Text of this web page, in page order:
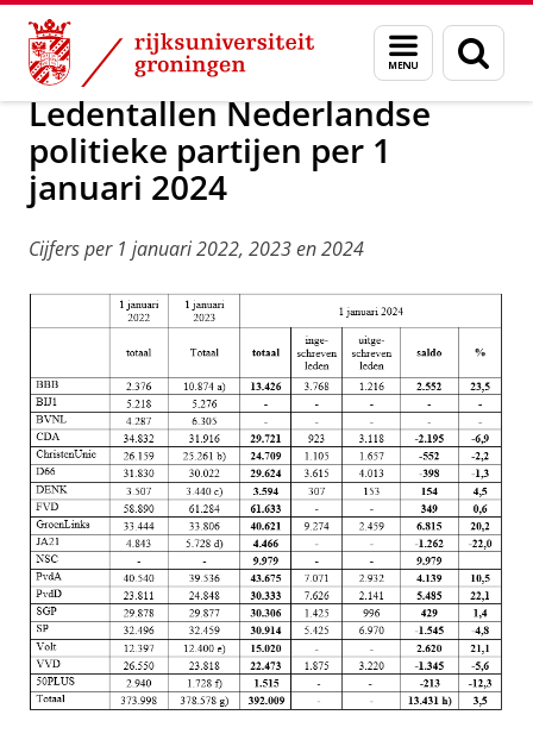
Skip
Content
Skip
Navigation
Menu
en
zoeken
Onderzoek Uitgelicht
Ledentallen Nederlandse
politieke partijen per 1
januari 2024
Cijfers per 1 januari 2022, 2023 en 2024